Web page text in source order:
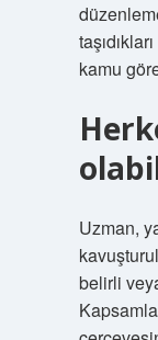
kamu
Uzman,
belirli